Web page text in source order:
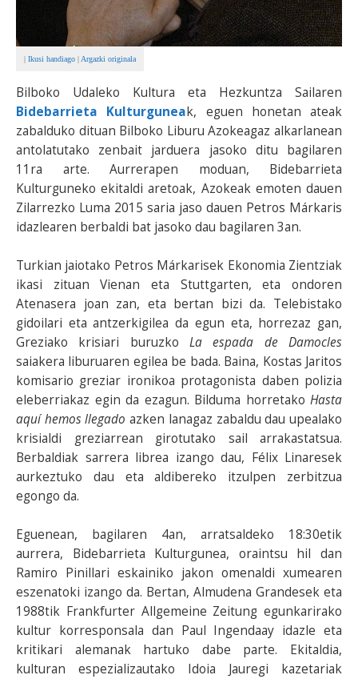
| Ikusi handiago | Argazki originala
Bilboko Udaleko Kultura eta Hezkuntza Sailaren
Bidebarrieta Kulturguneak, eguen honetan ateak
zabalduko dituan Bilboko Liburu Azokeagaz alkarlanean
antolatutako zenbait jarduera jasoko ditu bagilaren
11ra arte. Aurrerapen moduan, Bidebarrieta
Kulturguneko ekitaldi aretoak, Azokeak emoten dauen
Zilarrezko Luma 2015 saria jaso dauen Petros Márkaris
idazlearen berbaldi bat jasoko dau bagilaren 3an.
Turkian jaiotako Petros Márkarisek Ekonomia Zientziak
ikasi zituan Vienan eta Stuttgarten, eta ondoren
Atenasera joan zan, eta bertan bizi da. Telebistako
gidoilari eta antzerkigilea da egun eta, horrezaz gan,
Greziako krisiari buruzko La espada de Damocles
saiakera liburuaren egilea be bada. Baina, Kostas Jaritos
komisario greziar ironikoa protagonista daben polizia
eleberriakaz egin da ezagun. Bilduma horretako Hasta
aquí hemos llegado azken lanagaz zabaldu dau upealako
krisialdi greziarrean girotutako sail arrakastatsua.
Berbaldiak sarrera librea izango dau, Félix Linaresek
aurkeztuko dau eta aldibereko itzulpen zerbitzua
egongo da.
Eguenean, bagilaren 4an, arratsaldeko 18:30etik
aurrera, Bidebarrieta Kulturgunea, oraintsu hil dan
Ramiro Pinillari eskainiko jakon omenaldi xumearen
eszenatoki izango da. Bertan, Almudena Grandesek eta
1988tik Frankfurter Allgemeine Zeitung egunkarirako
kultur korresponsala dan Paul Ingendaay idazle eta
kritikari alemanak hartuko dabe parte. Ekitaldia,
kulturan espezializautako Idoia Jauregi kazetariak